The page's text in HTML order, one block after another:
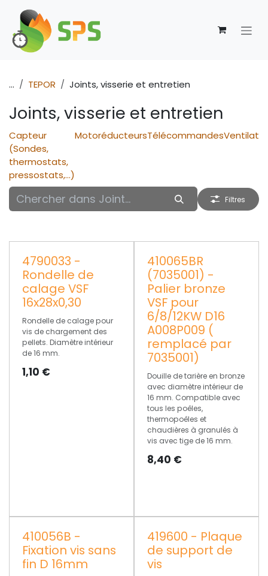
Se rendre au contenu
... TEPOR Joints, visserie et entretien
Joints, visserie et entretien
Capteur
(Sondes,
thermostats,
pressostats,...)
MotoréducteursTélécommandes
Filtres
4790033 -
Rondelle de
calage VSF
16x28x0,30
Rondelle de calage pour
vis de chargement des
pellets. Diamètre intérieur
de 16 mm.
1,10 €
410065BR
(7035001) -
Palier bronze
VSF pour
6/8/12KW D16
A008P009 (
remplacé par
7035001)
Douille de tarière en bronze
avec diamètre intérieur de
16 mm. Compatible avec
tous les poêles,
thermopoêles et
chaudières à granulés à
vis avec tige de 16 mm.
8,40 €
410056B -
Fixation vis sans
fin D 16mm
419600 - Plaque
de support de
vis